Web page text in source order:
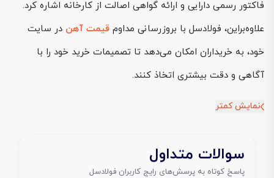
فاکتور رسمی دارایی و ارائه گواهی اصالت از کارخانه اشاره کرد.
علاوه‌براین، فولادسل با بروزرسانی مداوم قیمت آهن در سایت
خود، به خریداران امکان می‌دهد تا تصمیمات خرید خود را با
آگاهی و دقت بیشتری اتخاذ کنند.
نمایش کمتر
سوالات متداول
پاسخ کوتاه به پرسش‌های رایج کاربران فولادسل